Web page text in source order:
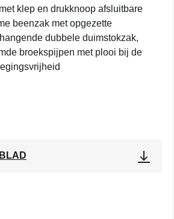
klep en drukknoop afsluitbare
beenzak met opgezette
dubbele duimstokzak,
broekspijpen met plooi bij de